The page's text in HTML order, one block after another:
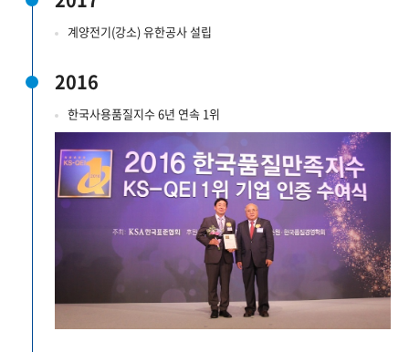
계양전기(강소) 유한공사 설립
2016
한국사용품질지수 6년 연속 1위